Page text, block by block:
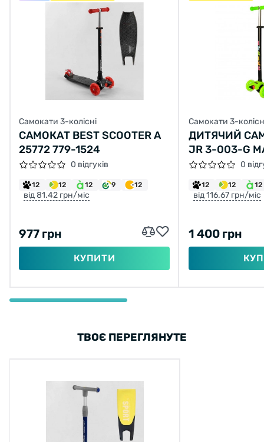
Самокати 3-колісні
САМОКАТ BEST SCOOTER A
25772 779-1524
0 відгуків
12 12 12 9 12
від 81.42 грн/міс
977 грн
КУПИТИ
Самокати 3-
ДИТЯЧИЙ
JR 3-003-G
ЩО
0
12 12 12
від 116.67 грн/міс
1 400 грн
ТВОЄ ПЕРЕГЛЯНУТЕ